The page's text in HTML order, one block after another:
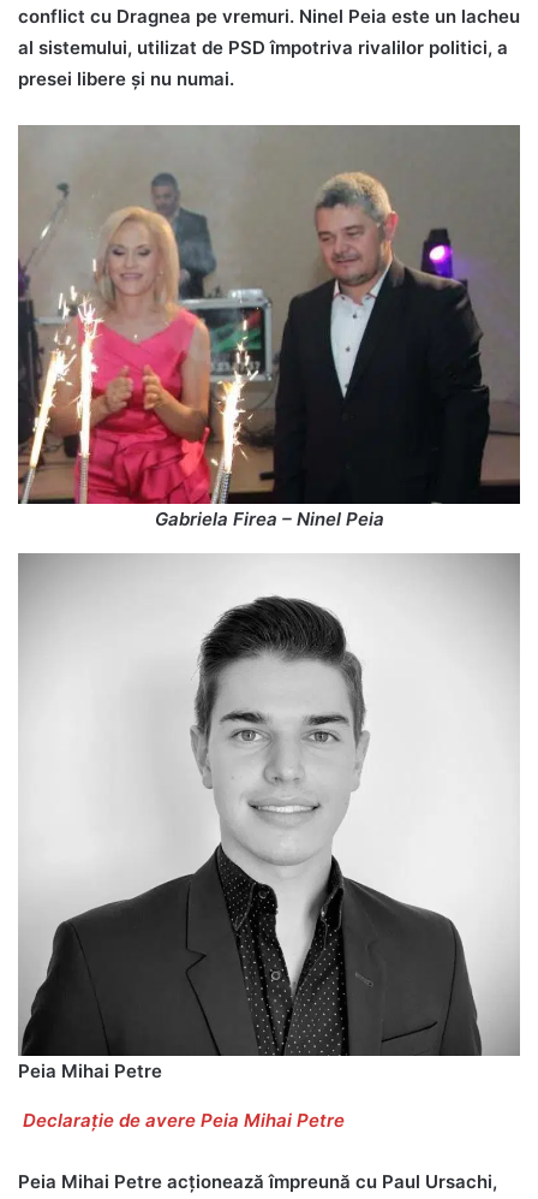
conflict cu Dragnea pe vremuri. Ninel Peia este un lacheu
al sistemului, utilizat de PSD împotriva rivalilor politici, a
presei libere și nu numai.
Gabriela Firea – Ninel Peia
Peia Mihai Petre
Declarație de avere Peia Mihai Petre
Peia Mihai Petre acționează împreună cu Paul Ursachi,